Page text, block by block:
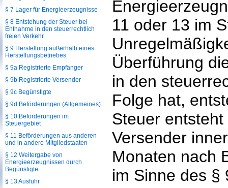
11 oder 13 im
Überführung
in den
Folge hat,
Steuer
Versender
Monaten nach
im Sinne des §
§ 7 Lager für Energieerzeugnisse
§ 8 Entstehung der Steuer bei
Entnahme in den steuerrechtlich
freien Verkehr
§ 9 Herstellung außerhalb eines
Herstellungsbetriebes
§ 9a Registrierte Empfänger
§ 9b Registrierte Versender
§ 9c Begünstigte
§ 9d Beförderungen (Allgemeines)
§ 10 Beförderungen im
Steuergebiet
§ 11 Beförderungen aus anderen
und in andere Mitgliedstaaten
§ 12 Weitergabe von
Energieerzeugnissen durch
Begünstigte
§ 13 Ausfuhr